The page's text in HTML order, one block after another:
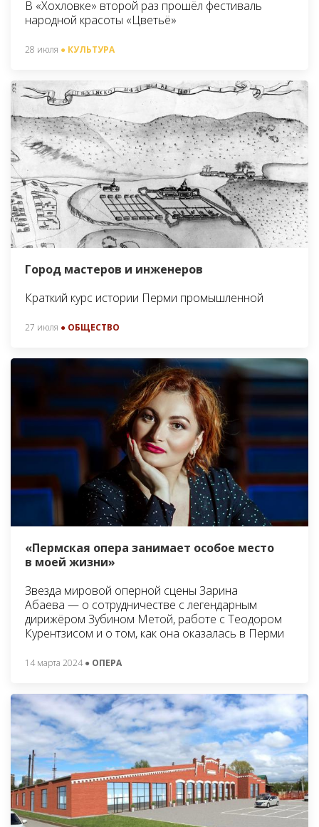
В «Хохловке» второй раз прошёл фестиваль
народной красоты «Цветьё»
28 июля ● КУЛЬТУРА
Город мастеров и инженеров
Краткий курс истории Перми промышленной
27 июля ● ОБЩЕСТВО
«Пермская опера занимает особое место
в моей жизни»
Звезда мировой оперной сцены Зарина
Абаева — о сотрудничестве с легендарным
дирижёром Зубином Метой, работе с Теодором
Курентзисом и о том, как она оказалась в Перми
14 марта 2024● ОПЕРА